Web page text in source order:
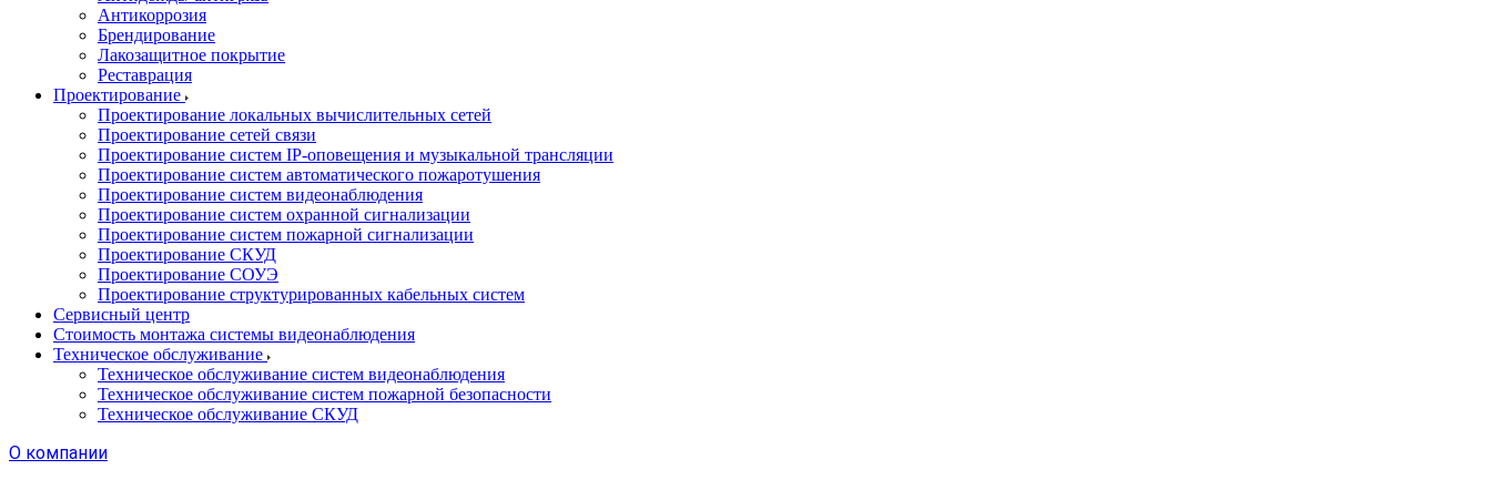
Антикоррозия
Брендирование
Лакозащитное покрытие
Реставрация
Проектирование
Проектирование локальных вычислительных сетей
Проектирование сетей связи
Проектирование систем IP-оповещения и музыкальной трансляции
Проектирование систем автоматического пожаротушения
Проектирование систем видеонаблюдения
Проектирование систем охранной сигнализации
Проектирование систем пожарной сигнализации
Проектирование СКУД
Проектирование СОУЭ
Проектирование структурированных кабельных систем
Сервисный центр
Стоимость монтажа системы видеонаблюдения
Техническое обслуживание
Техническое обслуживание систем видеонаблюдения
Техническое обслуживание систем пожарной безопасности
Техническое обслуживание СКУД
О компании